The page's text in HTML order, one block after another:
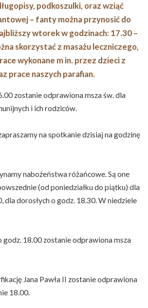
podkoszulki, oraz wziąć
– fanty można przynosić do
wtorek w godzinach: 17.30 –
skorzystać z masażu leczniczego,
wykonane m in. przez dzieci z
prace naszych parafian.
zostanie odprawiona msza św. dla
i ich rodziców.
na spotkanie dzisiaj na godzinę
nabożeństwa różańcowe. Są one
(od poniedziałku do piątku) dla
dla dorosłych o godz. 18.30. W niedziele
godz. 18.00 zostanie odprawiona msza
Jana Pawła II zostanie odprawiona
18.00.